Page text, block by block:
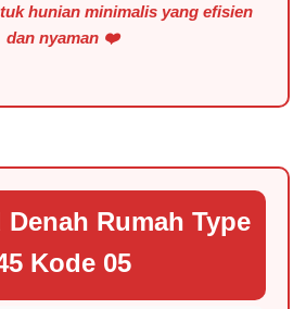
hunian minimalis yang efisien
dan nyaman ❤️
Rumah Type
Kode 05